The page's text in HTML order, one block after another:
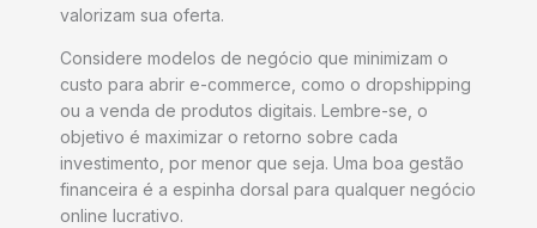
valorizam sua oferta.
Considere modelos de negócio que minimizam o
custo para abrir e-commerce, como o dropshipping
ou a venda de produtos digitais. Lembre-se, o
objetivo é maximizar o retorno sobre cada
investimento, por menor que seja. Uma boa gestão
financeira é a espinha dorsal para qualquer negócio
online lucrativo.